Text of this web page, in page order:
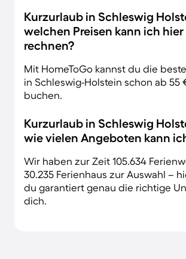
Kurzurlaub in Schleswig
welchen Preisen kann ich
rechnen?
Mit HomeToGo kannst du die
in Schleswig-Holstein schon ab 55
buchen.
Kurzurlaub in Schleswig
wie vielen Angeboten kann
Wir haben zur Zeit 105.634
30.235 Ferienhaus zur Auswahl –
du garantiert genau die richtige
dich.